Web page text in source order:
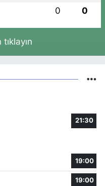
0 0
21:30
19:00
19:00